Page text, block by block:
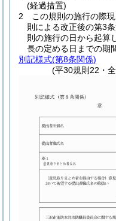
(経過措置)
2
この規則の施行の際
則による改正後の第3
則の施行の日から起算
長の定める日までの期
別記様式(第8条関係)
(平30規則22・